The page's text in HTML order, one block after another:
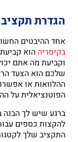
הגדרת
אחד ההיבטים
בקיסריה הוא
וקביעת מה אתם
שלכם הוא הצעד
ההלוואות או
הפוטנציאלית על
ברגע שיש לך
להקצות כספים
התקציב שלך